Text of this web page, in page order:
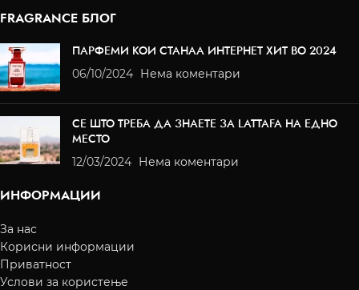
FRAGRANCE БЛОГ
ПАРФЕМИ КОИ СТАНАА ИНТЕРНЕТ ХИТ ВО 2024
06/10/2024 Нема коментари
СЕ ШТО ТРЕБА ДА ЗНАЕТЕ ЗА LATTAFA НА ЕДНО
МЕСТО
12/03/2024 Нема коментари
ИНФОРМАЦИИ
За нас
Корисни информации
Приватност
Услови за користење